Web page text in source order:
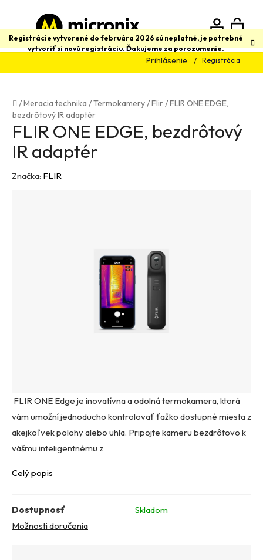
obsah
Registrácie vytvorené do februára 2026 sú neplatné, je potrebné
vytvoriť si novú registráciu. Ďakujeme za porozumenie.
Prihlásenie Registrácia
Hľadať
Domov
/Meracia technika /Termokamery/Flir/FLIR ONE EDGE,
bezdrôtový IR adaptér
FLIR ONE Edge je inovatívna a odolná termokamera, ktorá
vám umožní jednoducho kontrolovať ťažko dostupné miesta z
akejkoľvek polohy alebo uhla. Pripojte kameru bezdrôtovo k
vášmu inteligentnému z
Celý popis
Dostupnosť
Skladom
Možnosti doručenia
FLIR ONE EDGE, bezdrôtový
IR adaptér
Značka: FLIR